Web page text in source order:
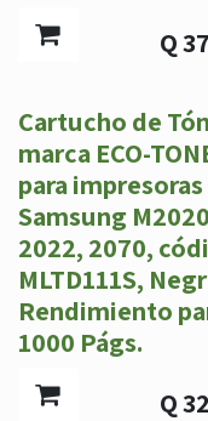
Q
Cartucho de
marca ECO-
para impresoras
Samsung
2022, 2070,
MLTD111S,
Rendimiento
1000 Págs.
Q